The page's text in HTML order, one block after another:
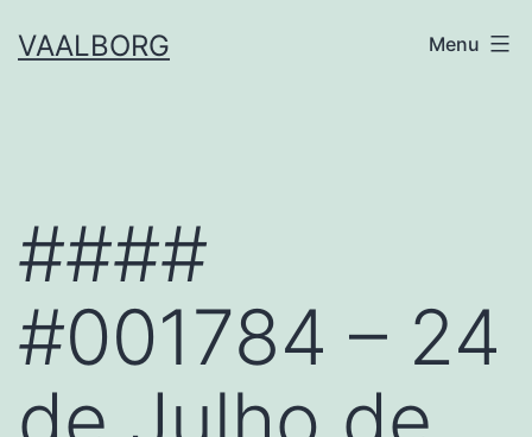
toVAALBORG Menu
####
#001784 – 24